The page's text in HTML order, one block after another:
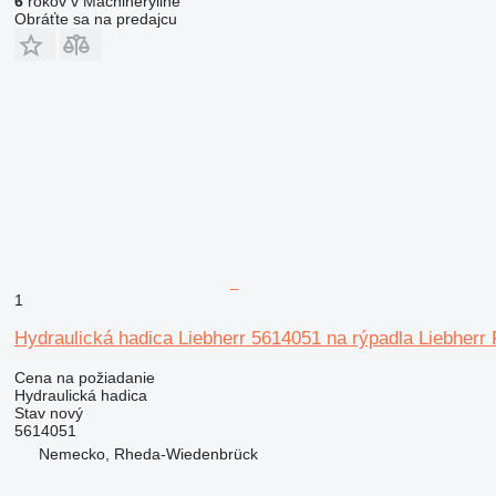
Obráťte sa na predajcu
1
Hydraulická hadica Liebherr 5614051 na rýpadla Liebherr
Cena na požiadanie
Hydraulická hadica
Stavnový
5614051
Nemecko, Rheda-Wiedenbrück